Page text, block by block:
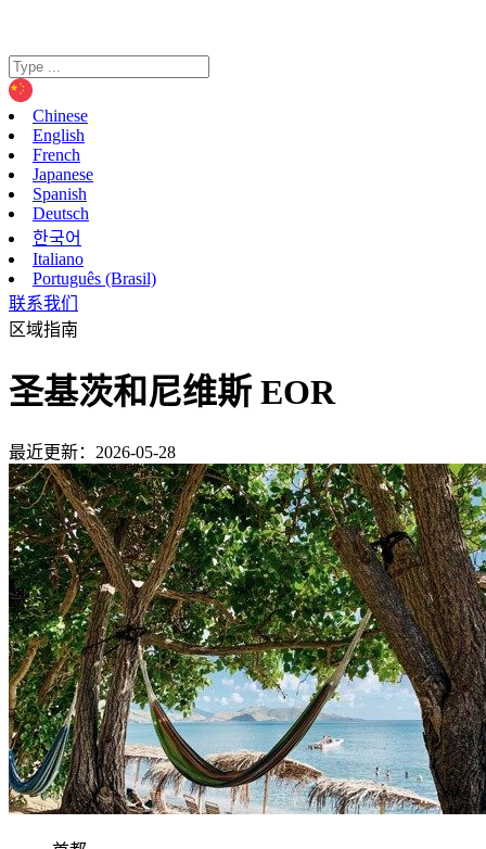
Chinese
English
French
Japanese
Spanish
Deutsch
한국어
Italiano
Português (Brasil)
联系我们
区域指南
圣基茨和尼维斯 EOR
最近更新：2026-05-28